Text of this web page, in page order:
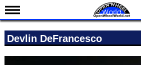
Nieuws
Kalender
Devlin DeFrancesco